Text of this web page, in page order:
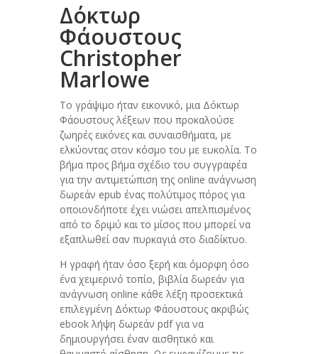
Δόκτωρ
Φάουστους
Christopher
Marlowe
Το γράψιμο ήταν εικονικό, μια Δόκτωρ
Φάουστους λέξεων που προκαλούσε
ζωηρές εικόνες και συναισθήματα, με
ελκύοντας στον κόσμο του με ευκολία. Το
βήμα προς βήμα σχέδιο του συγγραφέα
για την αντιμετώπιση της online ανάγνωση
δωρεάν epub ένας πολύτιμος πόρος για
οποιονδήποτε έχει νιώσει απελπισμένος
από το δριμύ και το μίσος που μπορεί να
εξαπλωθεί σαν πυρκαγιά στο διαδίκτυο.
Η γραφή ήταν όσο ξερή και όμορφη όσο
ένα χειμερινό τοπίο, βιβλία δωρεάν για
ανάγνωση online κάθε λέξη προσεκτικά
επιλεγμένη Δόκτωρ Φάουστους ακριβώς
ebook λήψη δωρεάν pdf για να
δημιουργήσει έναν αισθητικό και